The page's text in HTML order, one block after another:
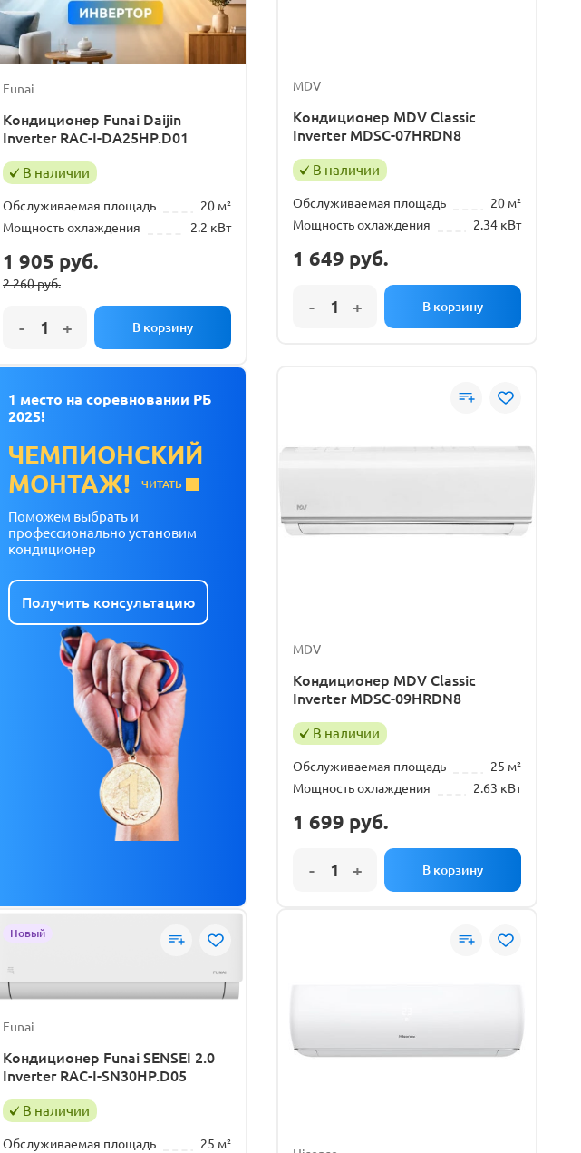
Funai
Кондиционер Funai Daijin
Inverter RAC-I-DA25HP.D01
В наличии
Обслуживаемая площадь
20 м²
Мощность охлаждения
2.2 кВт
2 260руб.
Первоначальная
цена
составляла
2
260 руб..
1 905 руб.
цена:
905 руб..
MDV
Кондиционер MDV Classic
Inverter MDSC-07HRDN8
В наличии
Обслуживаемая площадь
20 м²
Мощность охлаждения
2.34 кВт
1 649 руб.
1 место на соревновании РБ
2025!
ЧЕМПИОНСКИЙ
МОНТАЖ!
ЧИТАТЬ
Поможем выбрать и
профессионально установим
кондиционер
Получить консультацию
MDV
Кондиционер MDV Classic
Inverter MDSC-09HRDN8
В наличии
Обслуживаемая площадь
25 м²
Мощность охлаждения
2.63 кВт
1 699 руб.
Новый
Funai
Кондиционер Funai SENSEI 2.0
Inverter RAC-I-SN30HP.D05
В наличии
Обслуживаемая площадь 25 м²